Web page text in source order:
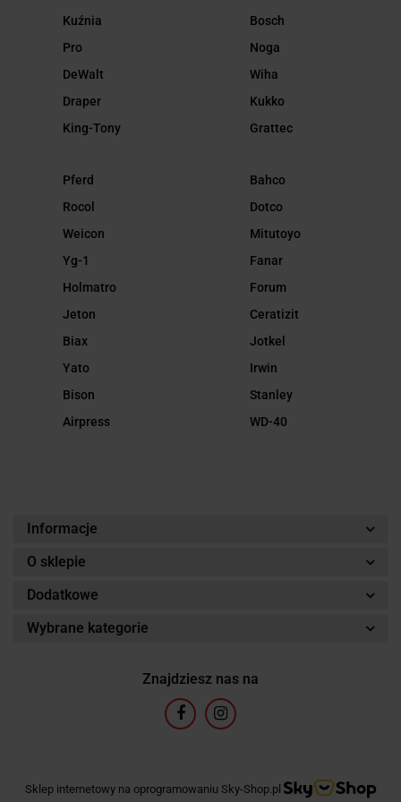
Kuźnia
Pro
DeWalt
Draper
King-Tony
Bosch
Noga
Wiha
Kukko
Grattec
Pferd
Rocol
Weicon
Yg-1
Holmatro
Jeton
Biax
Yato
Bison
Airpress
Bahco
Dotco
Mitutoyo
Fanar
Forum
Ceratizit
Jotkel
Irwin
Stanley
WD-40
Informacje
O sklepie
Dodatkowe
Wybrane kategorie
Znajdziesz nas na
Sklep internetowy na oprogramowaniu Sky-Shop.pl